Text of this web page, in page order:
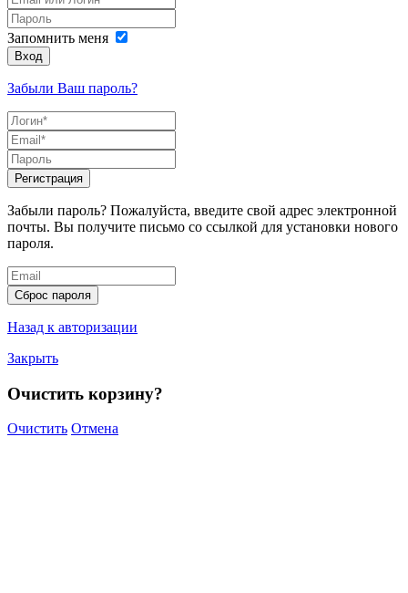
Запомнить меня
Вход
Забыли Ваш пароль?
Регистрация
Забыли пароль? Пожалуйста, введите свой адрес электронной
почты. Вы получите письмо со ссылкой для установки нового
пароля.
Сброс пароля
Назад к авторизации
Закрыть
Очистить корзину?
Очистить Отмена